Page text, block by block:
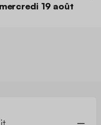
mercredi 19 août